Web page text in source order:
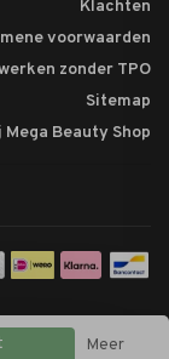
Klachten
voorwaarden
zonder TPO
Sitemap
Beauty Shop
Meer